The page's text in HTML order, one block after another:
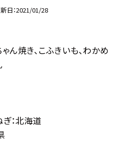
日 2021/01/28
ん焼き、こふきいも、わかめ
ぎ：北海道